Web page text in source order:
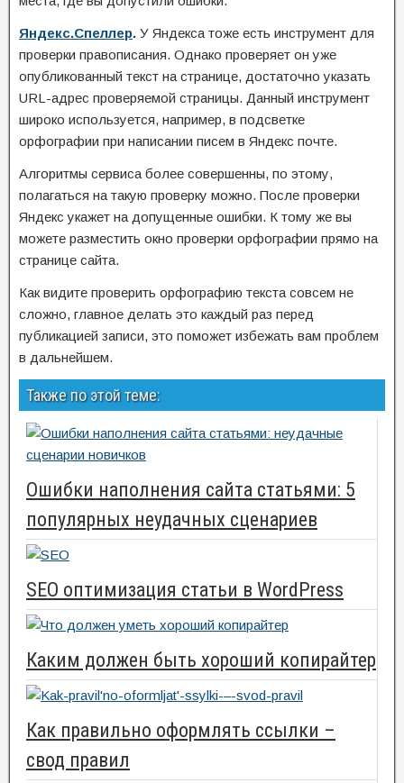
Яндекс.Спеллер. У Яндекса тоже есть инструмент для
проверки правописания. Однако проверяет он уже
опубликованный текст на странице, достаточно указать
URL-адрес проверяемой страницы. Данный инструмент
широко используется, например, в подсветке
орфографии при написании писем в Яндекс почте.
Алгоритмы сервиса более совершенны, по этому,
полагаться на такую проверку можно. После проверки
Яндекс укажет на допущенные ошибки. К тому же вы
можете разместить окно проверки орфографии прямо на
странице сайта.
Как видите проверить орфографию текста совсем не
сложно, главное делать это каждый раз перед
публикацией записи, это поможет избежать вам проблем
в дальнейшем.
Также по этой теме:
Ошибки наполнения сайта статьями: 5
популярных неудачных сценариев
SEO оптимизация статьи в WordPress
Каким должен быть хороший копирайтер
Как правильно оформлять ссылки –
свод правил